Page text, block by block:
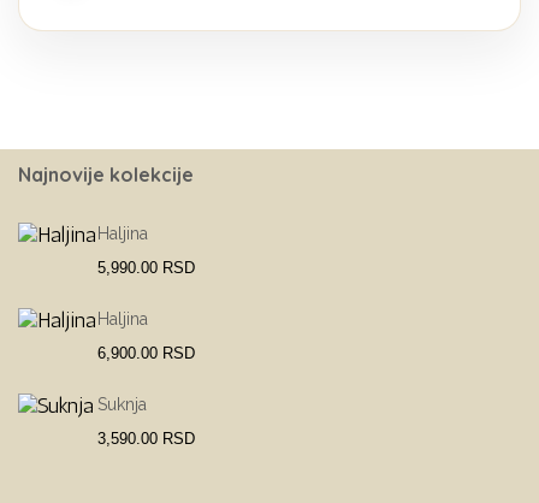
Najnovije kolekcije
Haljina
5,990.00 RSD
Haljina
6,900.00 RSD
Suknja
3,590.00 RSD